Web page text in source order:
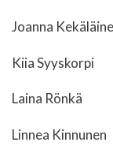
Joanna
Kiia Syyskorpi
Laina Rönkä
Linnea Kinnunen